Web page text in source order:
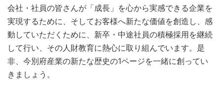
会社・社員の皆さんが「成長」を心から実感できる企業を
実現するために、そしてお客様へ新たな価値を創造し、感
動していただくために、新卒・中途社員の積極採用を継続
して行い、その人財教育に熱心に取り組んでいます。是
非、今別府産業の新たな歴史の1ページを一緒に創ってい
きましょう。